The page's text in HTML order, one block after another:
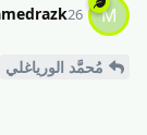
M 26 يناير 2025
مُحمَّد الورياغلي